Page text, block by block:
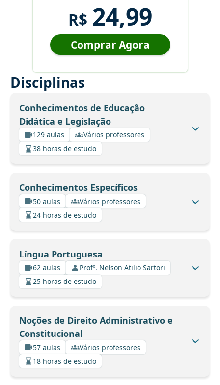
R$ 24,99
Comprar Agora
Disciplinas
Conhecimentos de Educação
Didática e Legislação
129 aulas
Vários professores
38 horas de estudo
Conhecimentos Específicos
50 aulas
Vários professores
24 horas de estudo
Língua Portuguesa
62 aulas
Profº. Nelson Atilio Sartori
25 horas de estudo
Noções de Direito Administrativo e
Constitucional
57 aulas
Vários professores
18 horas de estudo